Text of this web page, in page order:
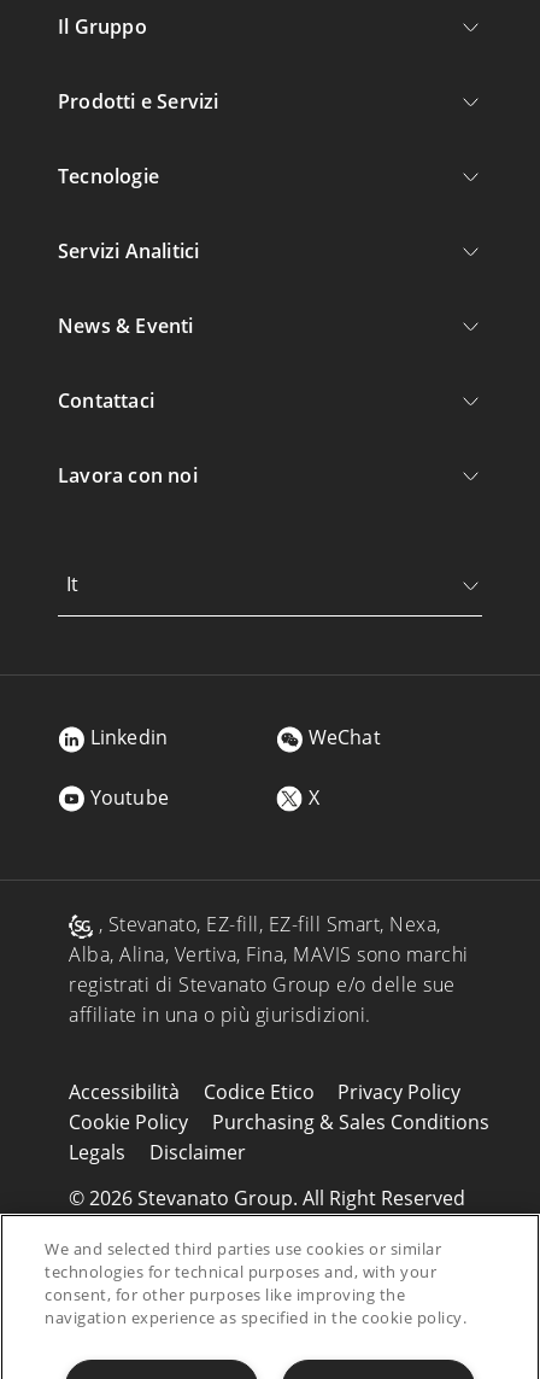
Il Gruppo
Prodotti e Servizi
Tecnologie
Servizi Analitici
News & Eventi
Contattaci
Lavora con noi
It
Linkedin WeChat
Youtube X
, Stevanato, EZ-fill, EZ-fill Smart, Nexa,
Alba, Alina, Vertiva, Fina, MAVIS sono marchi
registrati di Stevanato Group e/o delle sue
affiliate in una o più giurisdizioni.
Accessibilità Codice Etico
Privacy Policy
Cookie Policy
Purchasing & Sales Conditions
Legals
Disclaimer
© 2026 Stevanato Group. All Right Reserved
- P.IVA 01487430280
We and selected third parties use cookies or similar
technologies for technical purposes and, with your
consent, for other purposes like improving the
navigation experience as specified in the cookie policy.